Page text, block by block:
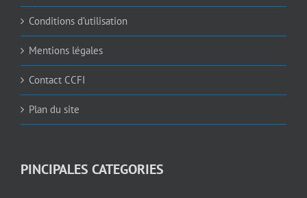
Conditions d’utilisation
Mentions légales
Contact CCFI
Plan du site
PINCIPALES CATEGORIES